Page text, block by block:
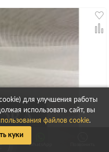
WhatsApp
для улучшения работы
использовать сайт, вы
файлов cookie.
куки